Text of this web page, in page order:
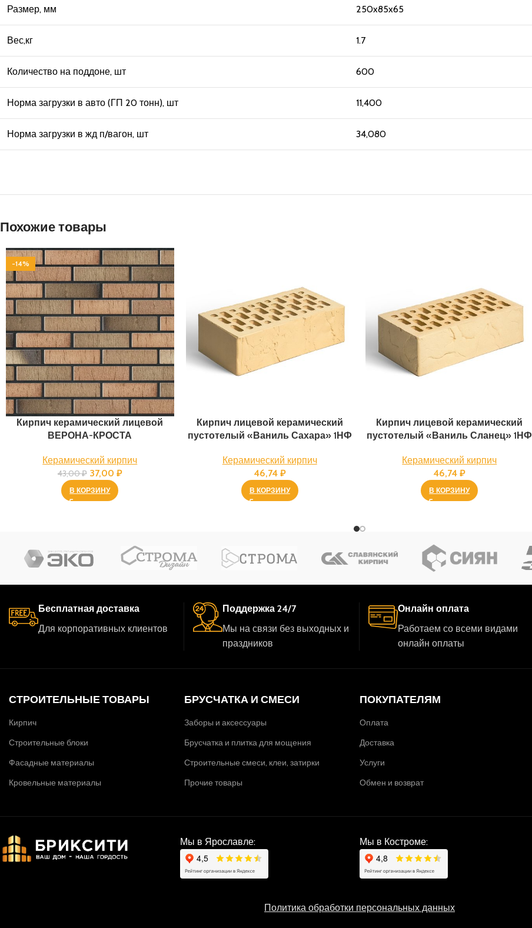
Размер, мм 250x85x65
Вес,кг 1.7
Количество на поддоне, шт 600
Норма загрузки в авто (ГП 20 тонн), шт 11,400
Норма загрузки в жд п/вагон, шт 34,080
Похожие товары
-14%
Кирпич керамический лицевой
ВЕРОНА-КРОСТА
Керамический кирпич
43,00₽ 37,00 ₽
В КОРЗИНУ
Кирпич лицевой керамический
пустотелый «Ваниль Сахара» 1НФ
Керамический кирпич
46,74 ₽
В КОРЗИНУ
Кирпич лицевой керамический
пустотелый «Ваниль Сланец» 1НФ
Керамический кирпич
46,74₽
В КОРЗИНУ
Бесплатная доставка
Для корпоративных клиентов
Поддержка 24/7
Мы на связи без выходных и
праздников
Онлайн оплата
Работаем со всеми видами
онлайн оплаты
СТРОИТЕЛЬНЫЕ ТОВАРЫ
Кирпич
Строительные блоки
Фасадные материалы
Кровельные материалы
БРУСЧАТКА И СМЕСИ
Заборы и аксессуары
Брусчатка и плитка для мощения
Строительные смеси, клеи, затирки
Прочие товары
ПОКУПАТЕЛЯМ
Оплата
Доставка
Услуги
Обмен и возврат
Мы в Ярославле: Мы в Костроме:
Политика обработки персональных данных